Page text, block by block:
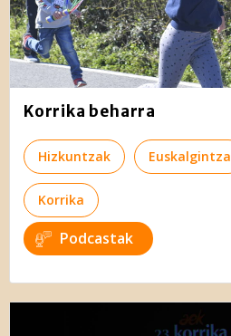
Korrika beharra
Hizkuntzak Euskalgintza
Korrika
Podcastak